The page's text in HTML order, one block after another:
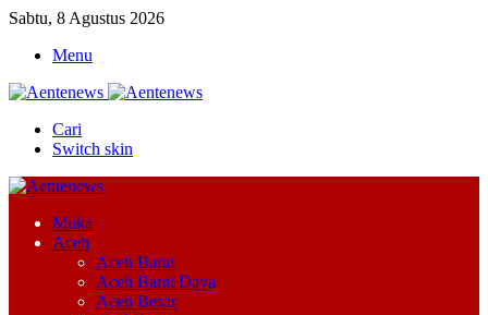
Sabtu, 8 Agustus 2026
Menu
Cari
Switch skin
Muka
Aceh
Aceh Barat
Aceh Barat Daya
Aceh Besar